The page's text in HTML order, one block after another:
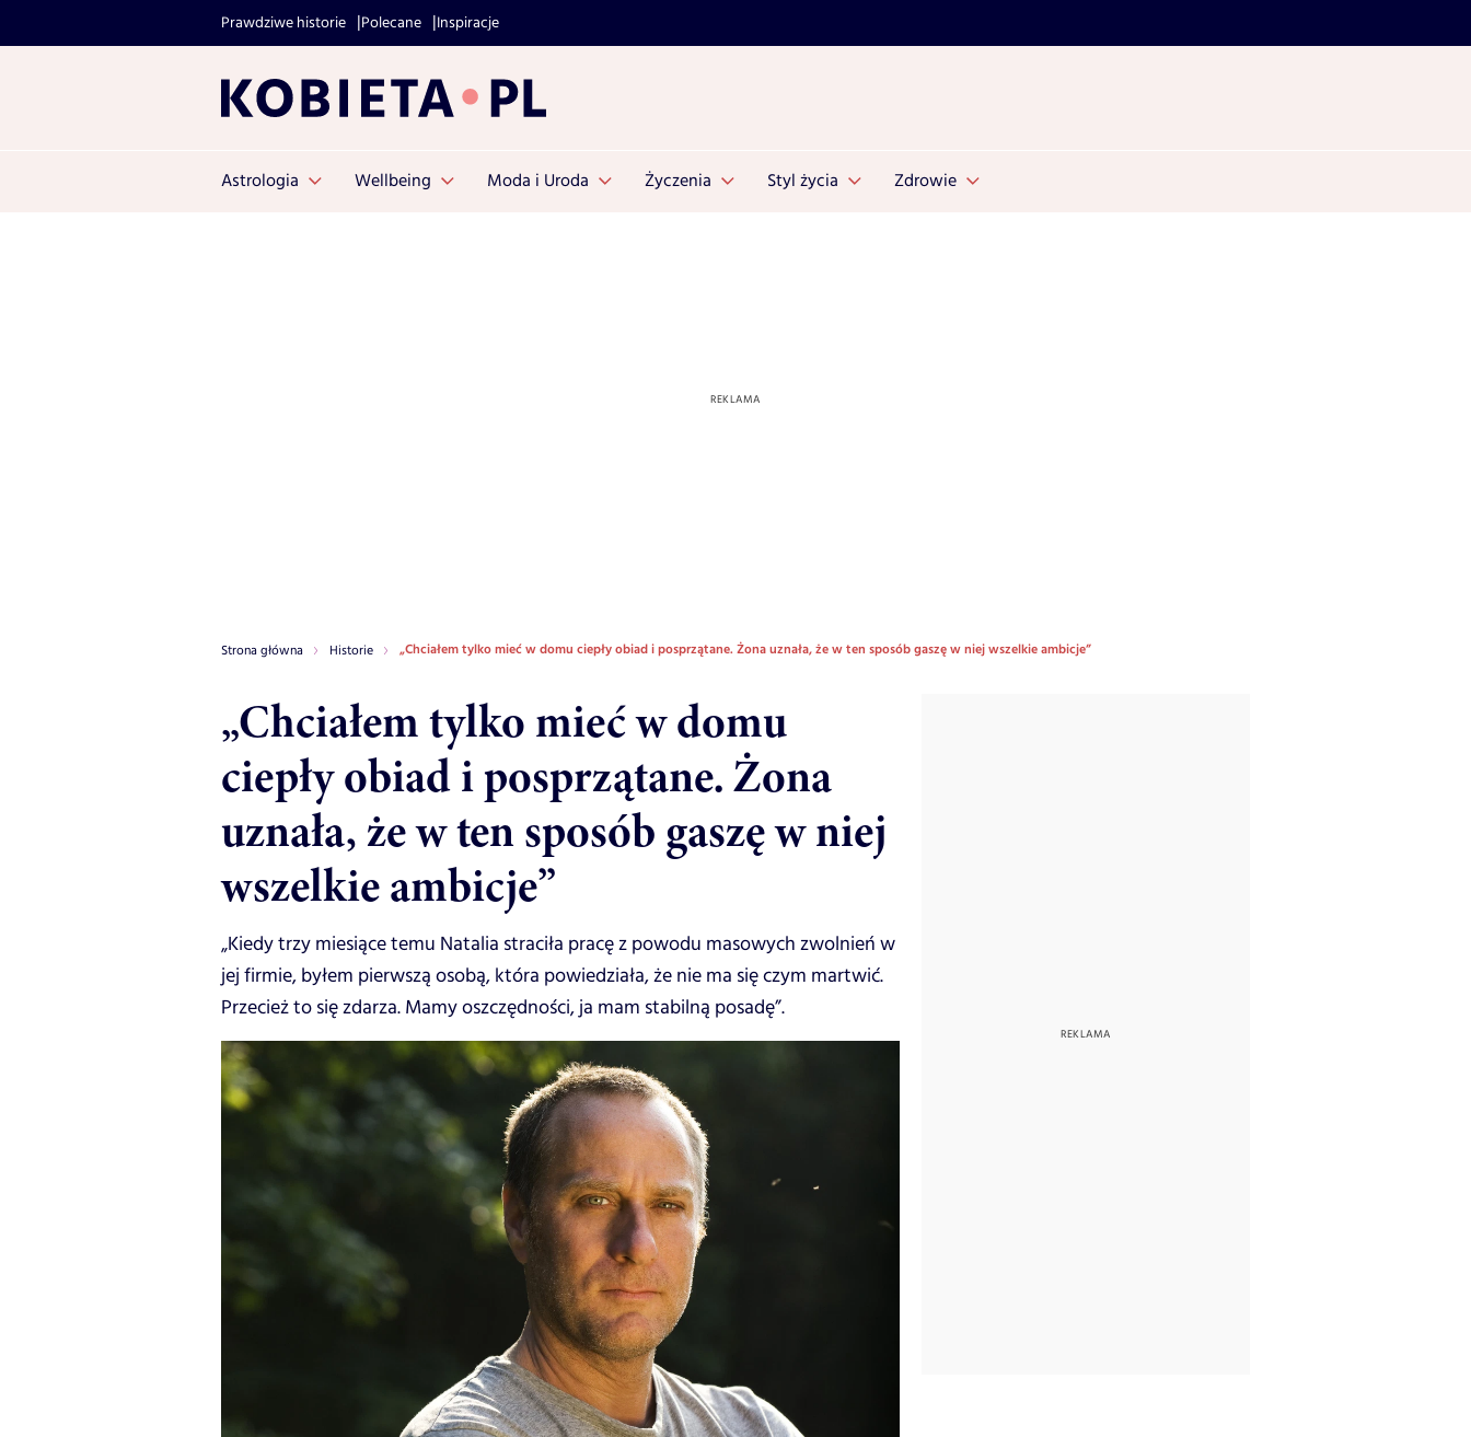
Prawdziwe historie Polecane Inspiracje
Astrologia Wellbeing Moda i Uroda Życzenia Styl życia Zdrowie
Strona główna Historie „Chciałem tylko mieć w domu ciepły obiad i posprzątane. Żona uznała, że w ten sposób gaszę w niej wszelkie ambicje”
„Chciałem tylko mieć w domu
ciepły obiad i posprzątane. Żona
uznała, że w ten sposób gaszę w niej
wszelkie ambicje”
„Kiedy trzy miesiące temu Natalia straciła pracę z powodu masowych zwolnień w
jej firmie, byłem pierwszą osobą, która powiedziała, że nie ma się czym martwić.
Przecież to się zdarza. Mamy oszczędności, ja mam stabilną posadę”.